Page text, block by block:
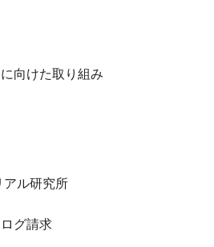
向けた取り組み
アル研究所
グ請求